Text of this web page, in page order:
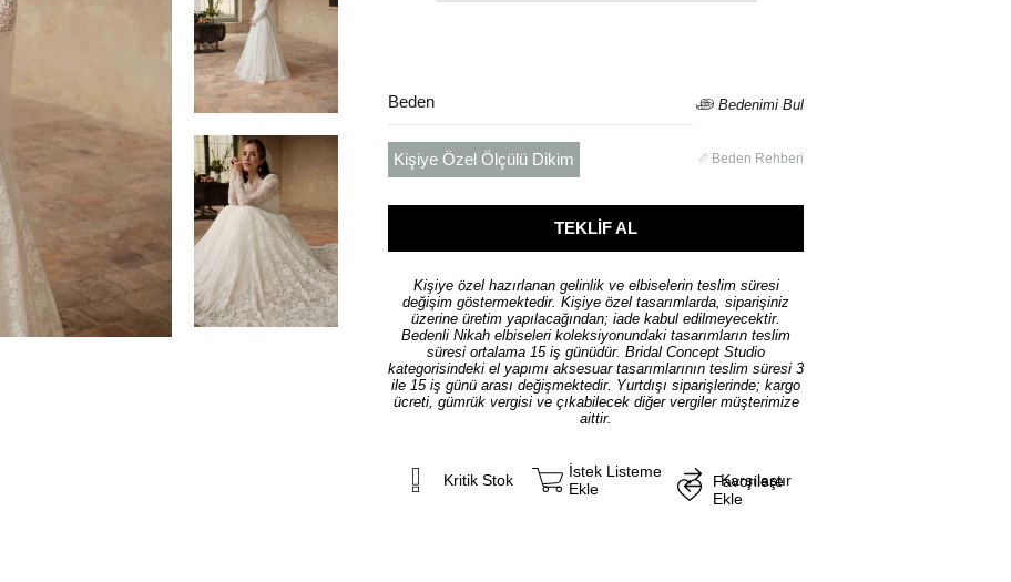
Bedenimi Bul
Beden Rehberi
Beden
Kişiye Özel Ölçülü Dikim
Kişiye özel hazırlanan gelinlik ve elbiselerin teslim süresi
değişim göstermektedir. Kişiye özel tasarımlarda, siparişiniz
üzerine üretim yapılacağından; iade kabul edilmeyecektir.
Bedenli Nikah elbiseleri koleksiyonundaki tasarımların teslim
süresi ortalama 15 iş günüdür. Bridal Concept Studio
kategorisindeki el yapımı aksesuar tasarımlarının teslim süresi 3
ile 15 iş günü arası değişmektedir. Yurtdışı siparişlerinde; kargo
ücreti, gümrük vergisi ve çıkabilecek diğer vergiler müşterimize
aittir.
Kritik Stok
Favorilere
Ekle
İstek Listeme
Ekle
Karşılaştır